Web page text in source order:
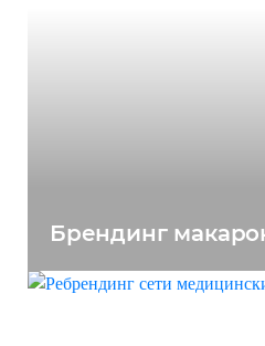
Брендинг